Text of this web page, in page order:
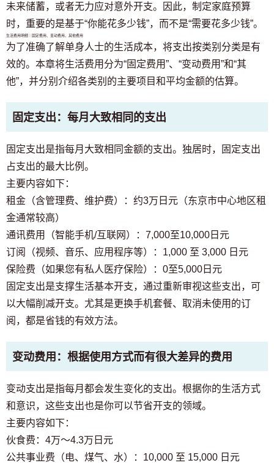
未来储蓄，或者无力应对意外开支。因此，制定家庭预算
时，重要的是基于“你能花多少钱”，而不是“需要花多少钱”。
生活费用明细｜固定费用、变动费用、其他费用
为了准确了解单身人士的生活成本，将支出按类别分类是有
效的。本章将生活费用分为“固定费用”、“变动费用”和“其
他”，并分别介绍各类别的主要项目和平均金额的估算。
固定支出：每月大致相同的支出
固定支出是指每月大致相同金额的支出。独居时，固定支出
占支出的最大比例。
主要内容如下：
租金（含管理费、维护费）：约3万日元（东京市中心地区租
金通常较高）
通讯费用（智能手机/互联网）：7,000至10,000日元
订阅（视频、音乐、应用程序等）：1,000 至 3,000 日元
保险费（如果您有私人医疗保险）：0至5,000日元
固定支出是支撑生活基本开支，通过重新审视这些支出，可
以大幅削减开支。尤其是更换手机套餐、取消未使用的订
阅，都是省钱的有效方法。
变动费用：根据使用方式而有很大差异的费用
变动支出是指每月都会发生变化的支出。根据你的生活方式
和意识，这些支出也是你可以节省开支的领域。
主要内容如下：
伙食费：4万～4.3万日元
公共事业费（电、煤气、水）：10,000 至 15,000 日元